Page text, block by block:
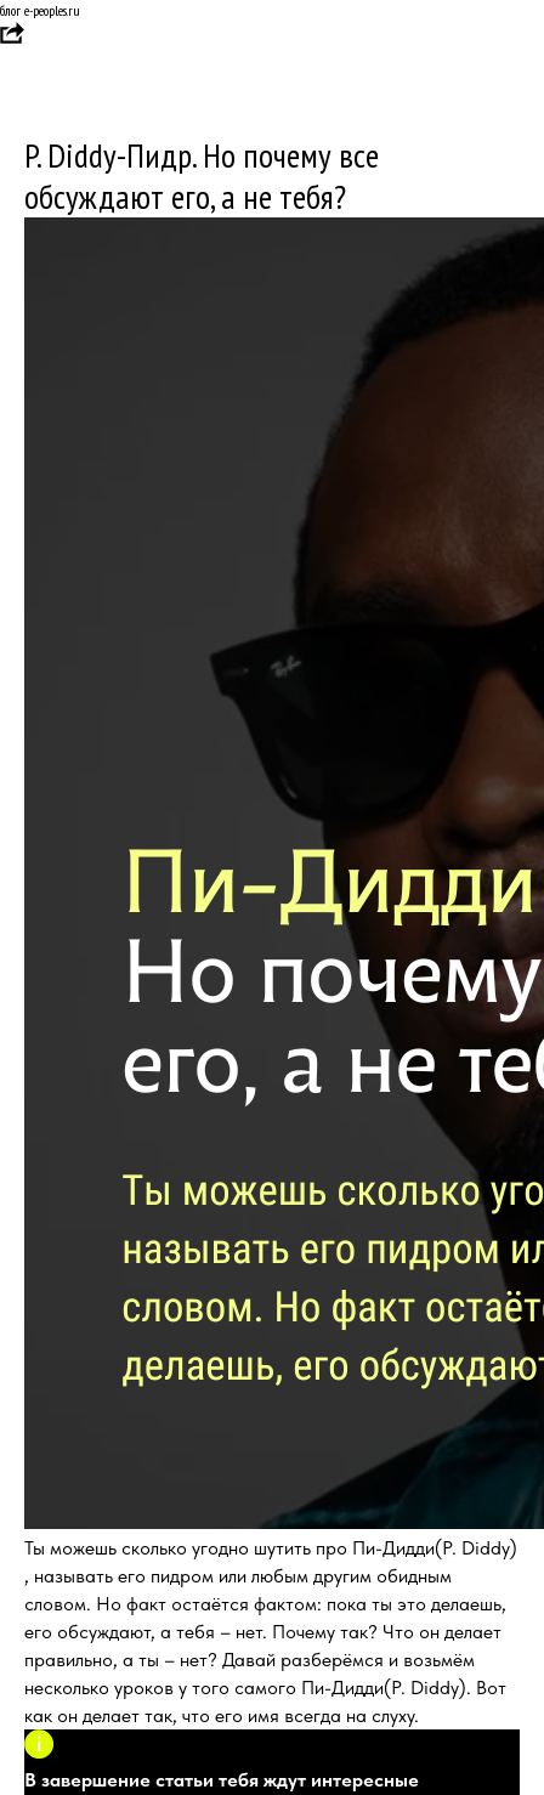
блог e-peoples.ru
P. Diddy-Пидр. Но почему все
обсуждают его, а не тебя?
Ты можешь сколько угодно шутить про Пи-Дидди(P. Diddy)
, называть его пидром или любым другим обидным
словом. Но факт остаётся фактом: пока ты это делаешь,
его обсуждают, а тебя – нет. Почему так? Что он делает
правильно, а ты – нет? Давай разберёмся и возьмём
несколько уроков у того самого Пи-Дидди(P. Diddy). Вот
как он делает так, что его имя всегда на слуху.
В завершение статьи тебя ждут интересные